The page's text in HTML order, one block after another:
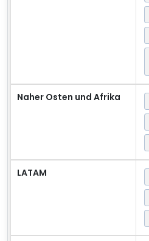
Naher Osten und Afrika
LATAM